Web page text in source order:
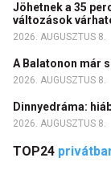
Jöhetnek a 35
változások
2026. AUGUSZTUS 8.
A Balatonon már
2026. AUGUSZTUS 8.
Dinnyedráma:
2026. AUGUSZTUS 8.
TOP24